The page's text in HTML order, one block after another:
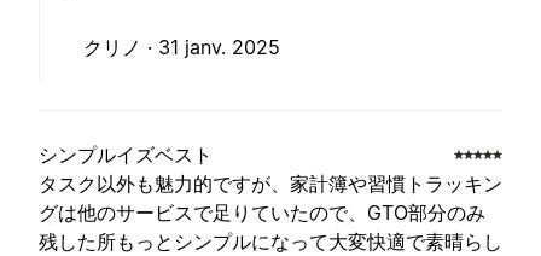
クリノ · 31 janv. 2025
シンプルイズベスト
タスク以外も魅力的ですが、家計簿や習慣トラッキン
グは他のサービスで足りていたので、GTO部分のみ
残した所もっとシンプルになって大変快適で素晴らし